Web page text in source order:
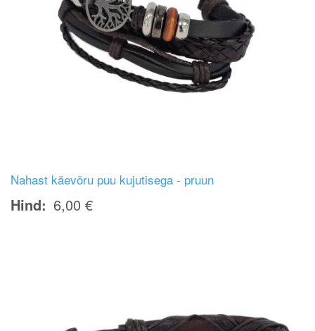
Nahast käevõru puu kujutisega - pruun
Hind 6,00 €